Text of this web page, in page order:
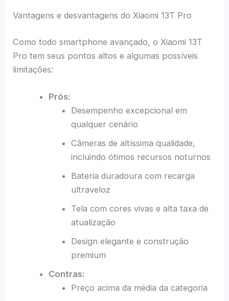
Vantagens e desvantagens do Xiaomi 13T Pro
Como todo smartphone avançado, o Xiaomi 13T
Pro tem seus pontos altos e algumas possíveis
limitações:
Prós:
Desempenho excepcional em
qualquer cenário
Câmeras de altíssima qualidade,
incluindo ótimos recursos noturnos
Bateria duradoura com recarga
ultraveloz
Tela com cores vivas e alta taxa de
atualização
Design elegante e construção
premium
Contras:
Preço acima da média da categoria